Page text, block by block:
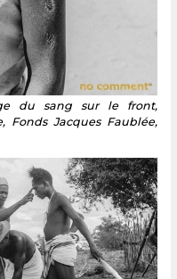
du sang sur le front,
Fonds Jacques Faublée,